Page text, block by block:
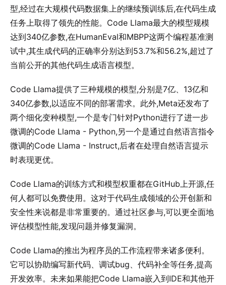
型,经过在大规模代码数据集上的继续预训练后,在代码生成
任务上取得了领先的性能。Code Llama最大的模型规模
达到340亿参数,在HumanEval和MBPP这两个编程基准测
试中,其生成代码的正确率分别达到53.7%和56.2%,超过了
当前公开的其他代码生成语言模型。
Code Llama提供了三种规模的模型,分别是7亿、13亿和
340亿参数,以适应不同的部署需求。此外,Meta还发布了
两个细化变种模型,一个是专门针对Python进行了进一步
微调的Code Llama - Python,另一个是通过自然语言指令
微调的Code Llama - Instruct,后者在处理自然语言提示
时表现更优。
Code Llama的训练方式和模型权重都在GitHub上开源,任
何人都可以免费使用。这对于代码生成领域的公开创新和
安全性来说都是非常重要的。通过社区参与,可以更全面地
评估模型性能,发现问题并修复漏洞。
Code Llama的推出为程序员的工作流程带来诸多便利。
它可以协助编写新代码、调试bug、代码补全等任务,提高
开发效率。未来如果能把Code Llama嵌入到IDE和其他开